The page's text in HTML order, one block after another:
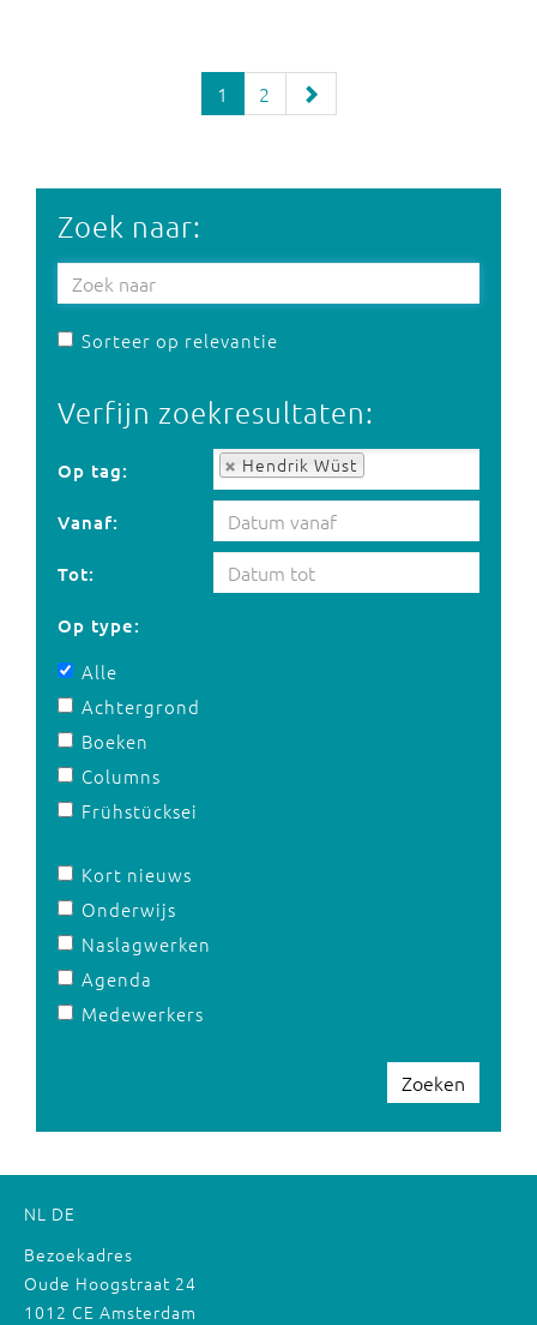
1 2
Zoek naar:
Sorteer op relevantie
Verfijn zoekresultaten:
Op tag: Hendrik Wüst
Op tag:
Vanaf:
Tot:
Op type:
Alle
Achtergrond
Boeken
Columns
Frühstücksei
Kort nieuws
Onderwijs
Naslagwerken
Agenda
Medewerkers
Zoeken
NL DE
Bezoekadres
Oude Hoogstraat 24
1012 CE Amsterdam